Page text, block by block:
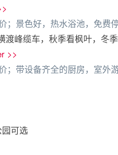
；景色好，热水浴池，免费
渡峰缆车，秋季看枫叶，冬
>>
；带设备齐全的厨房，室外
可选